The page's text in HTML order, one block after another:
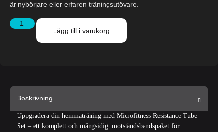
Beskrivning
Uppgradera din hemmaträning med Microfitness Resistance Tube
Set – ett komplett och mångsidigt motståndsbandspaket för
är nybörjare eller erfaren träningsutövare.
Lägg till i varukorg